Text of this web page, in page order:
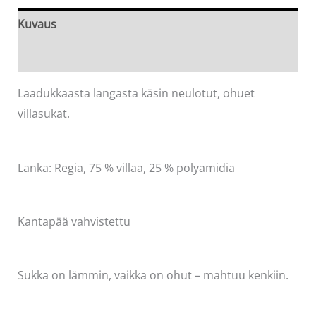
43
Kuvaus
Laadukkaasta langasta käsin neulotut, ohuet
villasukat.
Lanka: Regia, 75 % villaa, 25 % polyamidia
Kantapää vahvistettu
Sukka on lämmin, vaikka on ohut – mahtuu kenkiin.